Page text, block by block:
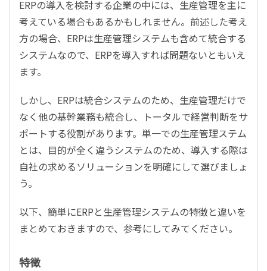
ERPの導入を検討する企業の中には、生産管理を主に
考えている場合もあるかもしれません。前述した考え
方の場合、ERPは生産管理システムも含めて統合する
システムなので、ERPを導入すれば問題ないともいえ
ます。
しかし、ERPは統合システムのため、生産管理だけで
なく他の基幹業務も統合し、トータルで経営判断をサ
ポートする役割があります。単一での生産管理ステム
とは、目的が全く違うシステムのため、導入する際は
自社の求めるソリューションを明確にして選びましょ
う。
以下、簡単にERPと生産管理システムの特徴と違いを
まとめておきますので、参考にしてみてください。
特徴